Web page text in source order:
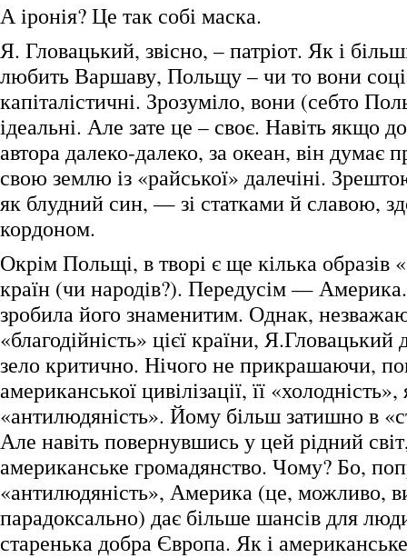
А іронія? Це так собі маска.
Я. Гловацький, звісно, – патріот. Як і
любить Варшаву, Польщу – чи то вони
капіталістичні. Зрозуміло, вони (себто
ідеальні. Але зате це – своє. Навіть якщо
автора далеко-далеко, за океан, він думає
свою землю із «райської» далечіні.
як блудний син, — зі статками й славою,
кордоном.
Окрім Польщі, в творі є ще кілька образів
країн (чи народів?). Передусім —
зробила його знаменитим. Однак,
«благодійність» цієї країни, Я.Гловацький
зело критично. Нічого не прикрашаючи,
американської цивілізації, її
«антилюдяність». Йому більш затишно в
Але навіть повернувшись у цей рідний
американське громадянство. Чому? Бо,
«антилюдяність», Америка (це, можливо,
парадоксально) дає більше шансів для
старенька добра Європа. Як і